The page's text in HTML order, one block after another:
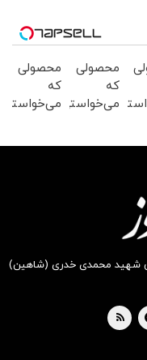
محصولی
که
می‌خواستی
محصولی
که
می‌خواستی
شهید محمدی خدری (شاهین)